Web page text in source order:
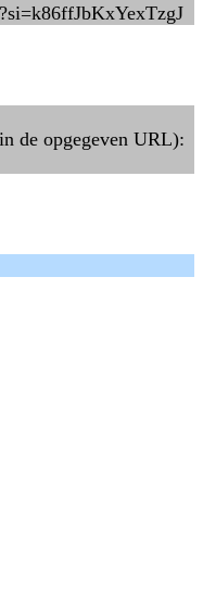
de opgegeven URL):